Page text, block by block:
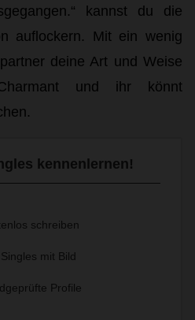
kannst du die
auflockern. Mit ein wenig
deine Art und Weise
und ihr könnt
kennenlernen!
schreiben
mit Bild
Profile